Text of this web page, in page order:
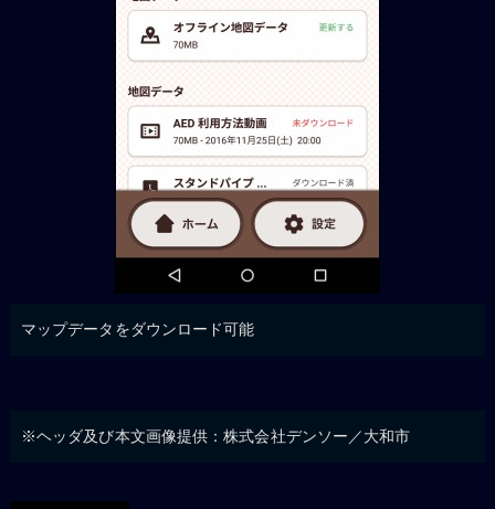
マップデータをダウンロード可能
※ヘッダ及び本文画像提供：株式会社デンソー／大和市